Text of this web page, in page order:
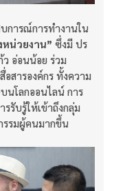
การณ์การทำงานใน
น่วยงาน” ซึ่งมี ปร
อ่อนน้อย ร่วม
สารองค์กร ทั้งความ
นโลกออนไลน์ การ
รับรู้ให้เข้าถึงกลุ่ม
รมผู้คนมากขึ้น